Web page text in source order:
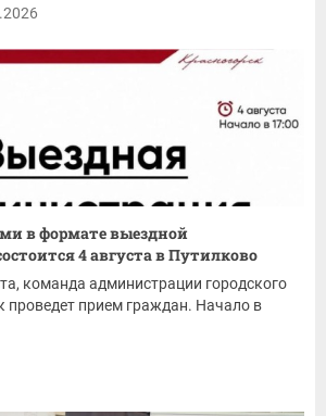
в формате выездной
4 августа в Путилково
команда администрации городского
проведет прием граждан. Начало в